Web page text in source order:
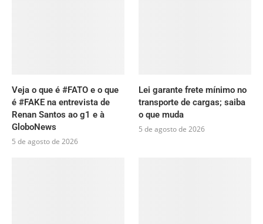
Veja o que é #FATO e o que
é #FAKE na entrevista de
Renan Santos ao g1 e à
GloboNews
5 de agosto de 2026
Lei garante frete mínimo no
transporte de cargas; saiba
o que muda
5 de agosto de 2026